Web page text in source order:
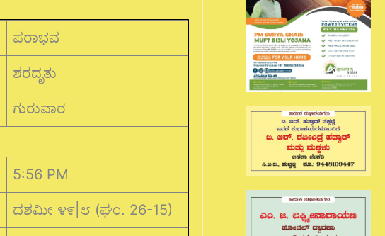
ಪರಾಭವ
ಶರದೃತು
ಗುರುವಾರ
5:56 PM
ದಶಮೀ ೪೯|೮ (ಘಂ. 26-15)